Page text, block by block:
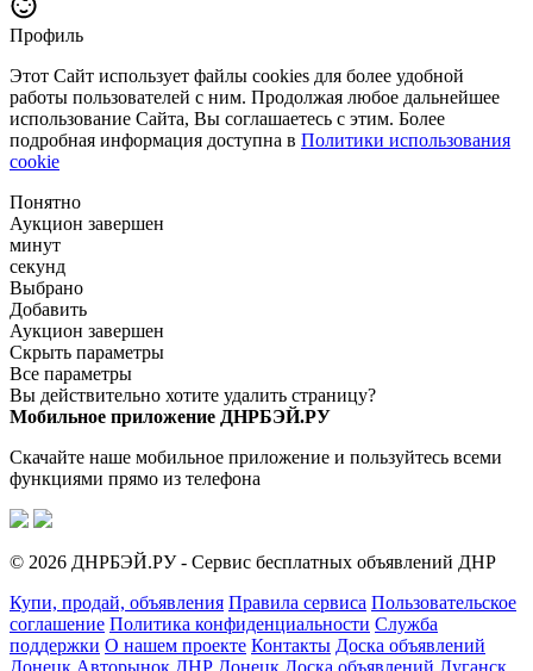
Профиль
Этот Сайт использует файлы cookies для более удобной
работы пользователей с ним. Продолжая любое дальнейшее
использование Сайта, Вы соглашаетесь с этим. Более
подробная информация доступна в Политики использования
cookie
Понятно
Аукцион завершен
минут
секунд
Выбрано
Добавить
Аукцион завершен
Скрыть параметры
Все параметры
Вы действительно хотите удалить страницу?
Мобильное приложение ДНРБЭЙ.РУ
Скачайте наше мобильное приложение и пользуйтесь всеми
функциями прямо из телефона
© 2026 ДНРБЭЙ.РУ - Сервис бесплатных объявлений ДНР
Купи, продай, объявления Правила сервиса Пользовательское
соглашение Политика конфиденциальности Служба
поддержки О нашем проекте Контакты Доска объявлений
Донецк Авторынок ДНР Донецк Доска объявлений Луганск